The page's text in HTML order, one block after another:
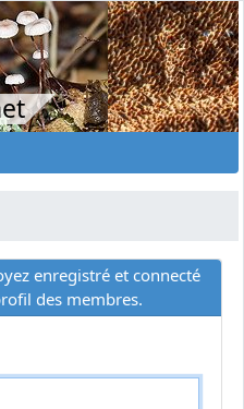
enregistré et connecté
des membres.